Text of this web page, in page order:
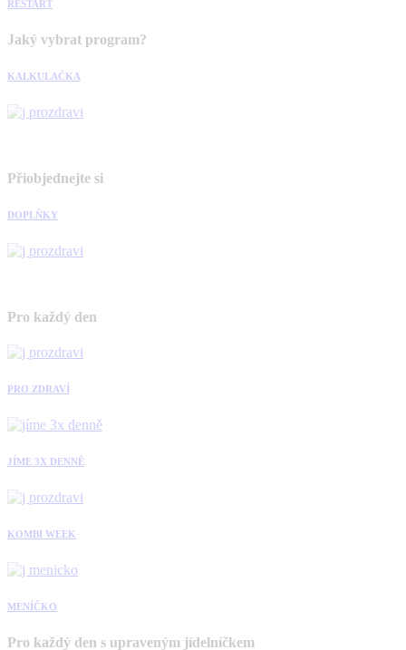
RESTART
Jaký vybrat program?
KALKULAČKA
Přiobjednejte si
DOPLŇKY
Pro každý den
PRO ZDRAVÍ
JÍME 3X DENNĚ
KOMBI WEEK
MENÍČKO
Pro každý den s upraveným jídelníčkem